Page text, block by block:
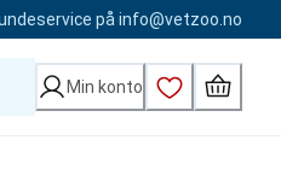
på info@vetzoo.no
Min konto